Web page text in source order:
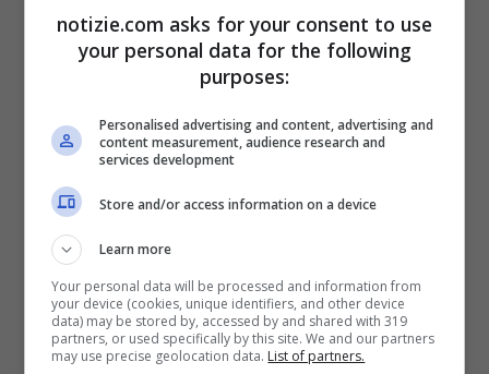
ha ottenuto un record di 11 premi. Un
trionfo per il leggendario studio, che aveva
Paramount Skydance per 111 miliardi di
notizie.com asks for your consent to use
your personal data for the following
purposes:
Personalised advertising and content, advertising and
content measurement, audience research and
services development
Store and/or access information on a device
Learn more
Your personal data will be processed and information from
your device (cookies, unique identifiers, and other device
data) may be stored by, accessed by and shared with 319
partners, or used specifically by this site. We and our partners
may use precise geolocation data. List of partners.